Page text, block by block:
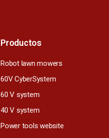
Productos
Robot lawn mowers
60V CyberSystem
60 V system
40 V system
Power tools website